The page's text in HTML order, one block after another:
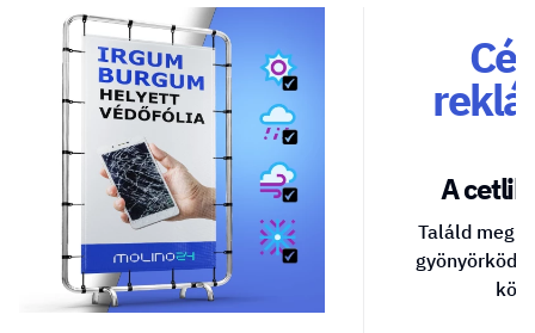
A
Találd meg